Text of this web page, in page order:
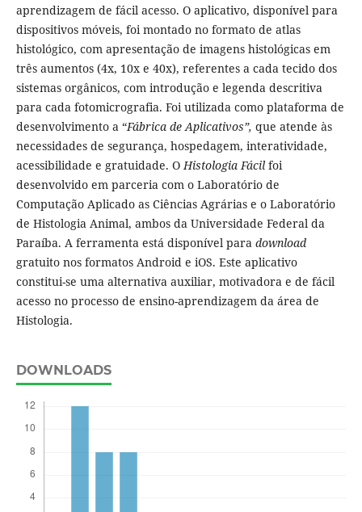
aprendizagem de fácil acesso. O aplicativo, disponível para
dispositivos móveis, foi montado no formato de atlas
histológico, com apresentação de imagens histológicas em
três aumentos (4x, 10x e 40x), referentes a cada tecido dos
sistemas orgânicos, com introdução e legenda descritiva
para cada fotomicrografia. Foi utilizada como plataforma de
desenvolvimento a “Fábrica de Aplicativos”, que atende às
necessidades de segurança, hospedagem, interatividade,
acessibilidade e gratuidade. OHistologia Fácilfoi
desenvolvido em parceria com o Laboratório de
Computação Aplicado as Ciências Agrárias e o Laboratório
de Histologia Animal, ambos da Universidade Federal da
Paraíba. A ferramenta está disponível para download
gratuito nos formatos Android e iOS. Este aplicativo
constitui-se uma alternativa auxiliar, motivadora e de fácil
acesso no processo de ensino-aprendizagem da área de
Histologia.
DOWNLOADS